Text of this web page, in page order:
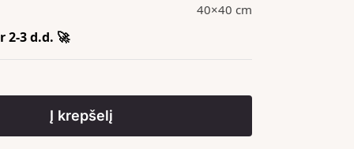
40×40 cm
2-3 d.d. 🚀
Į krepšelį